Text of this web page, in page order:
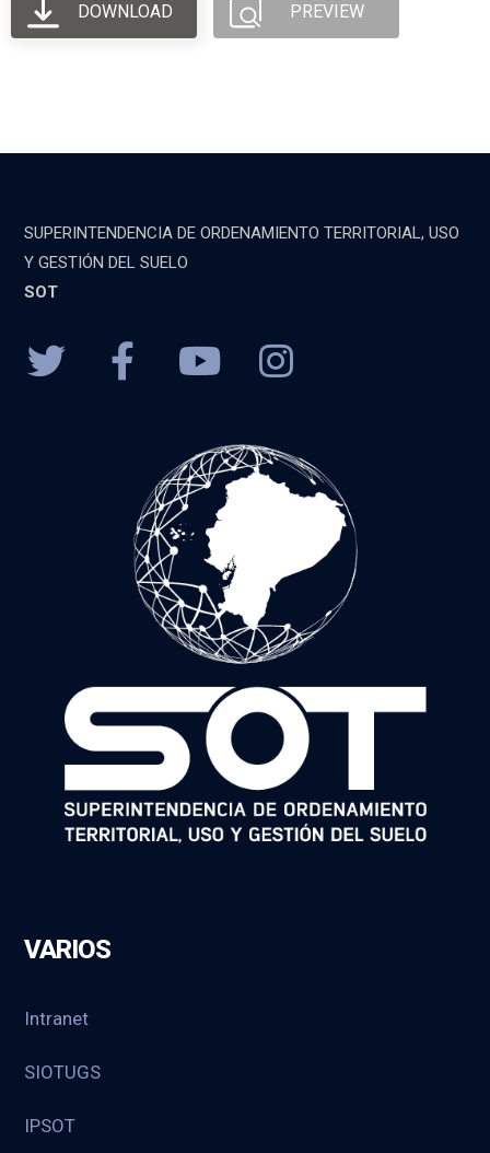
DOWNLOAD PREVIEW
SUPERINTENDENCIA DE ORDENAMIENTO TERRITORIAL, USO
Y GESTIÓN DEL SUELO
SOT
VARIOS
Intranet
SIOTUGS
IPSOT